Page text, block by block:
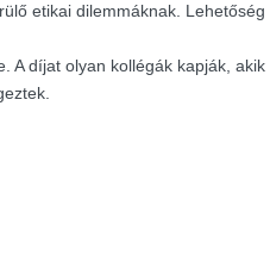
etikai dilemmáknak. Lehetőség
A díjat olyan kollégák kapják, akik